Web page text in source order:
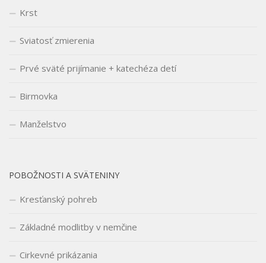
Krst
Sviatosť zmierenia
Prvé sväté prijímanie + katechéza detí
Birmovka
Manželstvo
POBOŽNOSTI A SVÄTENINY
Kresťanský pohreb
Základné modlitby v nemčine
Cirkevné prikázania